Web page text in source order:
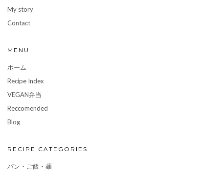
My story
Contact
MENU
ホーム
Recipe Index
VEGAN弁当
Reccomended
Blog
RECIPE CATEGORIES
パン・ご飯・麺